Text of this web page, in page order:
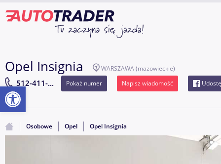
Opel Insignia WARSZAWA(mazowieckie)
512-411-... Pokaż numer Napisz wiadomość
Osobowe Opel Opel Insignia
Otwórz pasek narzędzi